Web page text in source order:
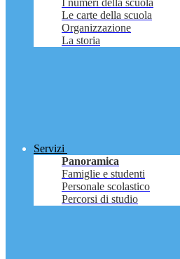
I numeri della scuola
Le carte della scuola
Organizzazione
La storia
Servizi
Panoramica
Famiglie e studenti
Personale scolastico
Percorsi di studio